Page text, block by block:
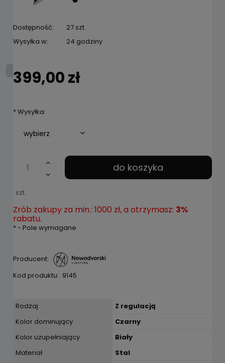
Dostępność:
27 szt.
Wysyłka w:
24 godziny
399,00 zł
*Wysyłka:
szt.
do koszyka
Zrób zakupy za min.: 1000 zł, a otrzymasz: 3%
rabatu.
*- Pole wymagane
Producent:
Kod produktu: 9145
Rodzaj
Z regulacją
Kolor dominujący
Czarny
Kolor uzupełniający
Biały
Materiał
Stal